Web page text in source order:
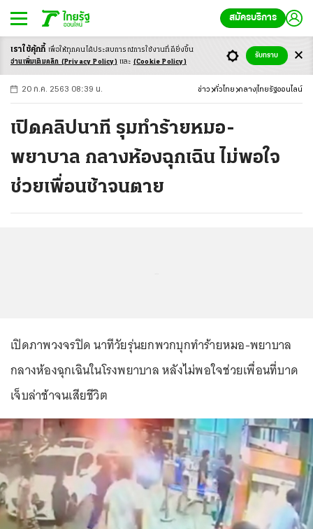
สมัครบริการ
-ก ก ก+
20 ก.ค. 2563 08:39 น. ข่าว ทั่วไทย กลาง ไทยรัฐออนไลน์
เปิดคลิปนาที รุมทำร้ายหมอ-
พยาบาล กลางห้องฉุกเฉิน ไม่พอใจ
ช่วยเพื่อนช้าจนตาย
เปิดภาพวงจรปิด นาทีวัยรุ่นยกพวกบุกทำร้ายหมอ-พยาบาล
กลางห้องฉุกเฉินในโรงพยาบาล หลังไม่พอใจช่วยเพื่อนที่บาด
เจ็บล่าช้าจนเสียชีวิต
เราใช้คุ้กกี้ เพื่อให้ทุกคนได้ประสบการณ์การใช้งานที่ดียิ่งขึ้น
อ่านเพิ่มเติมคลิก (Privacy Policy) และ (Cookie Policy)
รับทราบ